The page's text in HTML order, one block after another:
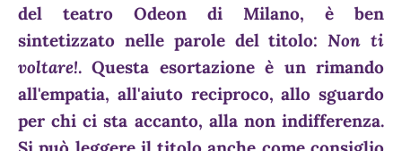
del teatro Odeon di Milano, è ben
sintetizzato nelle parole del titolo:Non ti
voltare!. Questa esortazione è un rimando
all'empatia, all'aiuto reciproco, allo sguardo
per chi ci sta accanto, alla non indifferenza.